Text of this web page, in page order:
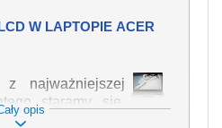
W LAPTOPIE ACER
najważniejszej
staramy się,
jakości. Służy
opis